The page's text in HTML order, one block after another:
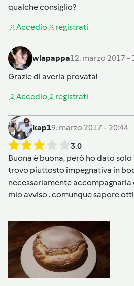
qualche consiglio?
Accedio registrati
wlapappa12. marzo 2017 -
Grazie di averla provata!
Accedio registrati
kap19. marzo 2017 - 20:44
3.0
Buona è buona, però ho dato
trovo piuttosto impegnativa in
necessariamente accompagnarla
mio avviso . comunque sapore